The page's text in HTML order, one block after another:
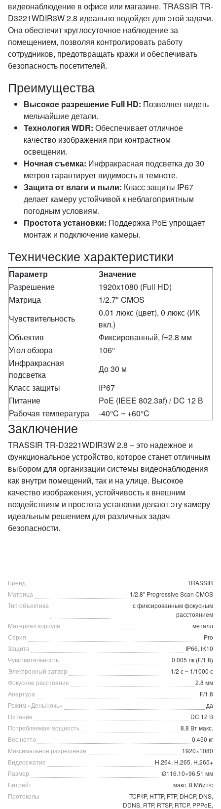
видеонаблюдение в офисе или магазине. TRASSIR TR-
D3221WDIR3W 2.8 идеально подойдет для этой задачи.
Она обеспечит круглосуточное наблюдение за
помещением, позволяя контролировать работу
сотрудников, предотвращать кражи и обеспечивать
безопасность посетителей.
Преимущества
Высокое разрешение Full HD: Позволяет видеть
мельчайшие детали.
Технология WDR: Обеспечивает отличное
качество изображения при контрастном
освещении.
Ночная съемка: Инфракрасная подсветка до 30
метров гарантирует видимость в темноте.
Защита от влаги и пыли: Класс защиты IP67
делает камеру устойчивой к неблагоприятным
погодным условиям.
Простота установки: Поддержка PoE упрощает
монтаж и подключение камеры.
Технические характеристики
Параметр
Значение
Разрешение
1920x1080 (Full HD)
Матрица
1/2.7" CMOS
Чувствительность
0.01 люкс (цвет), 0 люкс (ИК
вкл.)
Объектив
Фиксированный, f=2.8 мм
Угол обзора
106°
Инфракрасная
подсветка
До 30 м
Класс защиты
IP67
Питание
PoE (IEEE 802.3af) / DC 12 В
Рабочая температура
-40°C ~ +60°C
Заключение
TRASSIR TR-D3221WDIR3W 2.8 – это надежное и
функциональное устройство, которое станет отличным
выбором для организации системы видеонаблюдения
как внутри помещений, так и на улице. Высокое
качество изображения, устойчивость к внешним
воздействиям и простота установки делают эту камеру
идеальным решением для различных задач
безопасности.
Бренд
TRASSIR
Матрица
1/2.8" Progressive Scan CMOS
Тип объектива
с фиксированным фокусным
расстоянием
Материал корпуса
металл
Серия
Pro
Защита
IP66, IK10
Чувствительность
0.005 лк (F/1.8)
Электронный затвор
1/2 с ~ 1/1000 с
Фокусное расстояние
2.8 мм
Апертура
F/1.8
Режим «День/ночь»
да
Питание
DC 12 В
Потребляемая мощность
8.8 Вт макс.
Вес нетто
0.450 кг
Максимальное разрешение
1920×1080
Видеосжатие
H.264, H.265, H.265+
Размер
Ø116.10×96.51 мм
Битрейт
макс. 8 Мбит/с
Протоколы
TCP/IP, HTTP, FTP, DHCP, DNS,
DDNS, RTP, RTSP, RTCP, PPPoE,